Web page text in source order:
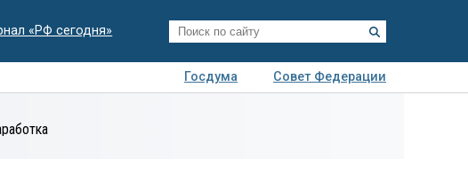
«РФ сегодня»
Госдума
Совет Федерации
экспертиза